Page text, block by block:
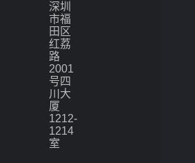
深圳
市福
田区
红荔
路
2001
号四
川大
厦
1212-
1214
室